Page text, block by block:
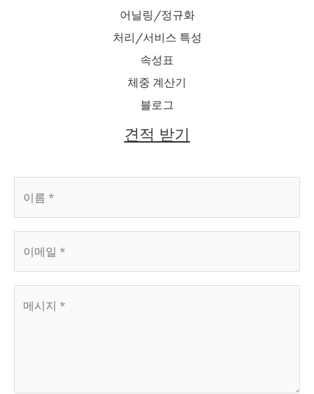
어닐링/정규화
처리/서비스 특성
속성표
체중 계산기
블로그
견적 받기